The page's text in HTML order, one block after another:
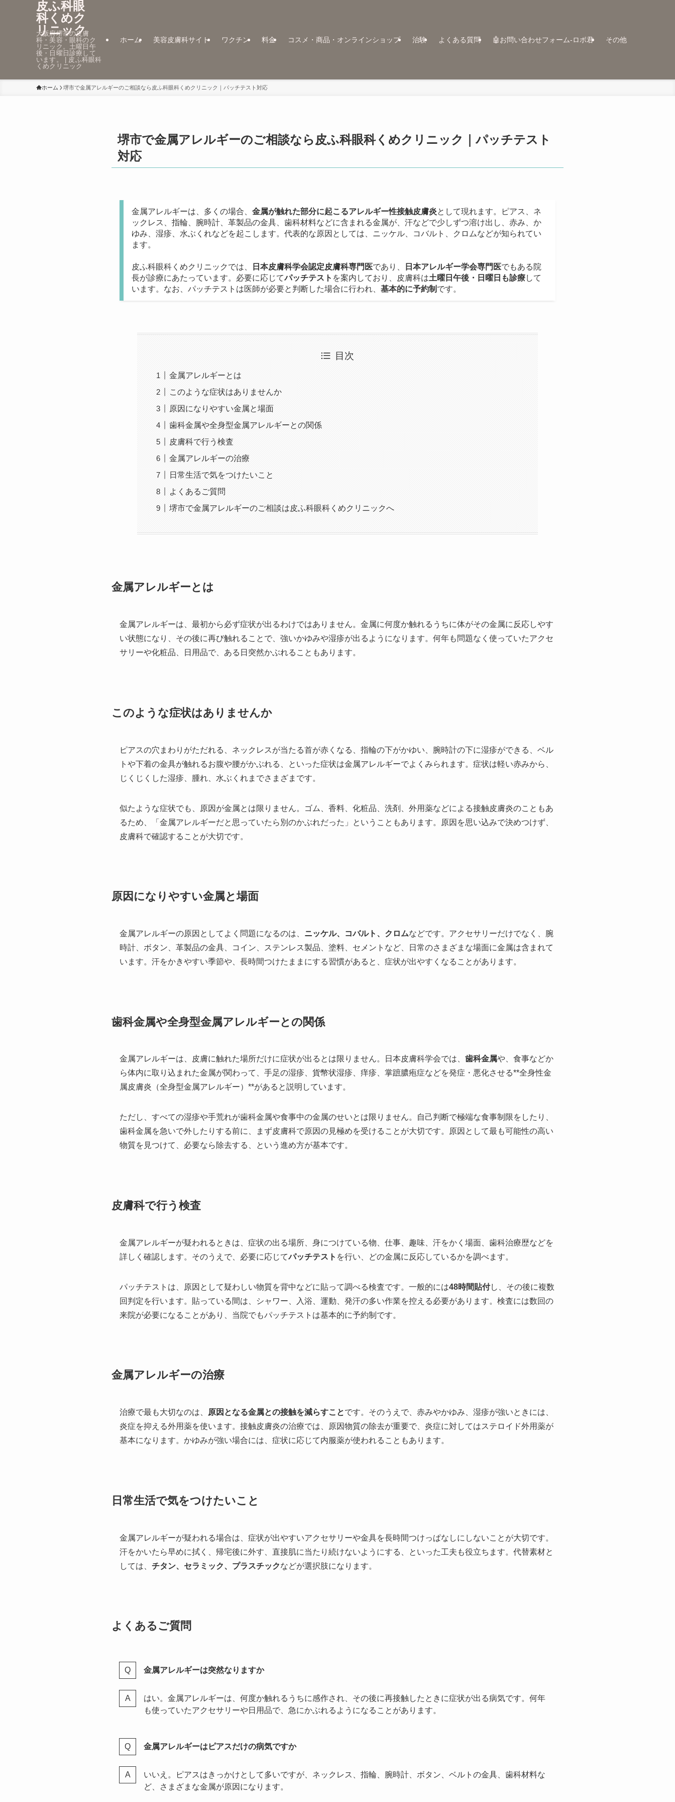
皮ふ科眼
科くめク
リニック
大阪府堺市の皮膚
科・美容・眼科のク
リニック。土曜日午
後・日曜日診療して
います。 | 皮ふ科眼科
くめクリニック
ホーム 美容皮膚科サイト ワクチン 料金 コスメ・商品・オンラインショップ 治験 よくある質問 🤖お問い合わせフォーム-ロボ君 その他
ホーム 堺市で金属アレルギーのご相談なら皮ふ科眼科くめクリニック｜パッチテスト対応
堺市で金属アレルギーのご相談なら皮ふ科眼科くめクリニック｜パッチテスト
対応
金属アレルギーは、多くの場合、 金属が触れた部分に起こるアレルギー性接触皮膚炎として現れます。ピアス、ネ
ックレス、指輪、腕時計、革製品の金具、歯科材料などに含まれる金属が、汗などで少しずつ溶け出し、赤み、か
ゆみ、湿疹、水ぶくれなどを起こします。代表的な原因としては、ニッケル、コバルト、クロムなどが知られてい
ます。
皮ふ科眼科くめクリニックでは、 日本皮膚科学会認定皮膚科専門医であり、 日本アレルギー学会専門医でもある院
長が診療にあたっています。必要に応じてパッチテスト を案内しており、皮膚科は土曜日午後・日曜日も診療して
います。なお、パッチテストは医師が必要と判断した場合に行われ、 基本的に予約制 です。
目次
金属アレルギーとは
このような症状はありませんか
原因になりやすい金属と場面
歯科金属や全身型金属アレルギーとの関係
皮膚科で行う検査
金属アレルギーの治療
日常生活で気をつけたいこと
よくあるご質問
堺市で金属アレルギーのご相談は皮ふ科眼科くめクリニックへ
金属アレルギーとは
金属アレルギーは、最初から必ず症状が出るわけではありません。金属に何度か触れるうちに体がその金属に反応しやす
い状態になり、その後に再び触れることで、強いかゆみや湿疹が出るようになります。何年も問題なく使っていたアクセ
サリーや化粧品、日用品で、ある日突然かぶれることもあります。
このような症状はありませんか
ピアスの穴まわりがただれる、ネックレスが当たる首が赤くなる、指輪の下がかゆい、腕時計の下に湿疹ができる、ベル
トや下着の金具が触れるお腹や腰がかぶれる、といった症状は金属アレルギーでよくみられます。症状は軽い赤みから、
じくじくした湿疹、腫れ、水ぶくれまでさまざまです。
似たような症状でも、原因が金属とは限りません。ゴム、香料、化粧品、洗剤、外用薬などによる接触皮膚炎のこともあ
るため、「金属アレルギーだと思っていたら別のかぶれだった」ということもあります。原因を思い込みで決めつけず、
皮膚科で確認することが大切です。
原因になりやすい金属と場面
金属アレルギーの原因としてよく問題になるのは、 ニッケル、コバルト、クロムなどです。アクセサリーだけでなく、腕
時計、ボタン、革製品の金具、コイン、ステンレス製品、塗料、セメントなど、日常のさまざまな場面に金属は含まれて
います。汗をかきやすい季節や、長時間つけたままにする習慣があると、症状が出やすくなることがあります。
歯科金属や全身型金属アレルギーとの関係
金属アレルギーは、皮膚に触れた場所だけに症状が出るとは限りません。日本皮膚科学会では、 歯科金属や、食事などか
ら体内に取り込まれた金属が関わって、手足の湿疹、貨幣状湿疹、痒疹、掌蹠膿疱症などを発症・悪化させる**全身性金
属皮膚炎（全身型金属アレルギー）**があると説明しています。
ただし、すべての湿疹や手荒れが歯科金属や食事中の金属のせいとは限りません。自己判断で極端な食事制限をしたり、
歯科金属を急いで外したりする前に、まず皮膚科で原因の見極めを受けることが大切です。原因として最も可能性の高い
物質を見つけて、必要なら除去する、という進め方が基本です。
皮膚科で行う検査
金属アレルギーが疑われるときは、症状の出る場所、身につけている物、仕事、趣味、汗をかく場面、歯科治療歴などを
詳しく確認します。そのうえで、必要に応じてパッチテスト を行い、どの金属に反応しているかを調べます。
パッチテストは、原因として疑わしい物質を背中などに貼って調べる検査です。一般的には48時間貼付し、その後に複数
回判定を行います。貼っている間は、シャワー、入浴、運動、発汗の多い作業を控える必要があります。検査には数回の
来院が必要になることがあり、当院でもパッチテストは基本的に予約制です。
金属アレルギーの治療
治療で最も大切なのは、 原因となる金属との接触を減らすことです。そのうえで、赤みやかゆみ、湿疹が強いときには、
炎症を抑える外用薬を使います。接触皮膚炎の治療では、原因物質の除去が重要で、炎症に対してはステロイド外用薬が
基本になります。かゆみが強い場合には、症状に応じて内服薬が使われることもあります。
日常生活で気をつけたいこと
金属アレルギーが疑われる場合は、症状が出やすいアクセサリーや金具を長時間つけっぱなしにしないことが大切です。
汗をかいたら早めに拭く、帰宅後に外す、直接肌に当たり続けないようにする、といった工夫も役立ちます。代替素材と
しては、 チタン、セラミック、プラスチックなどが選択肢になります。
よくあるご質問
金属アレルギーは突然なりますか
はい。金属アレルギーは、何度か触れるうちに感作され、その後に再接触したときに症状が出る病気です。何年
も使っていたアクセサリーや日用品で、急にかぶれるようになることがあります。
金属アレルギーはピアスだけの病気ですか
いいえ。ピアスはきっかけとして多いですが、ネックレス、指輪、腕時計、ボタン、ベルトの金具、歯科材料な
ど、さまざまな金属が原因になります。